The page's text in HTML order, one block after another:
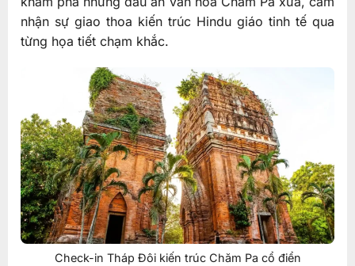
nhận sự giao thoa kiến trúc Hindu giáo tinh tế qua
từng họa tiết chạm khắc.
Check-in Tháp Đôi kiến trúc Chăm Pa cổ điển